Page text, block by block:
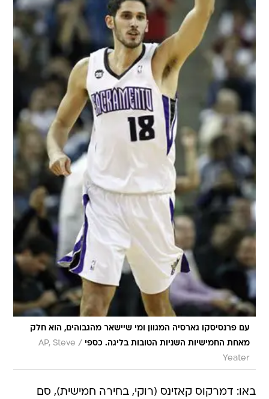
עם פרנסיסקו גארסיה המגוון ומי שיישאר מהגבוהים, הוא חלק
מאחת החמישיות השניות הטובות בליגה. כספי /
AP, Steve
Yeater
באו: דמרקוס קאזינס (רוקי, בחירה חמישית), סם
בחירה 33), אנטואן רייט (חופשי, מטורונטו), דרנל